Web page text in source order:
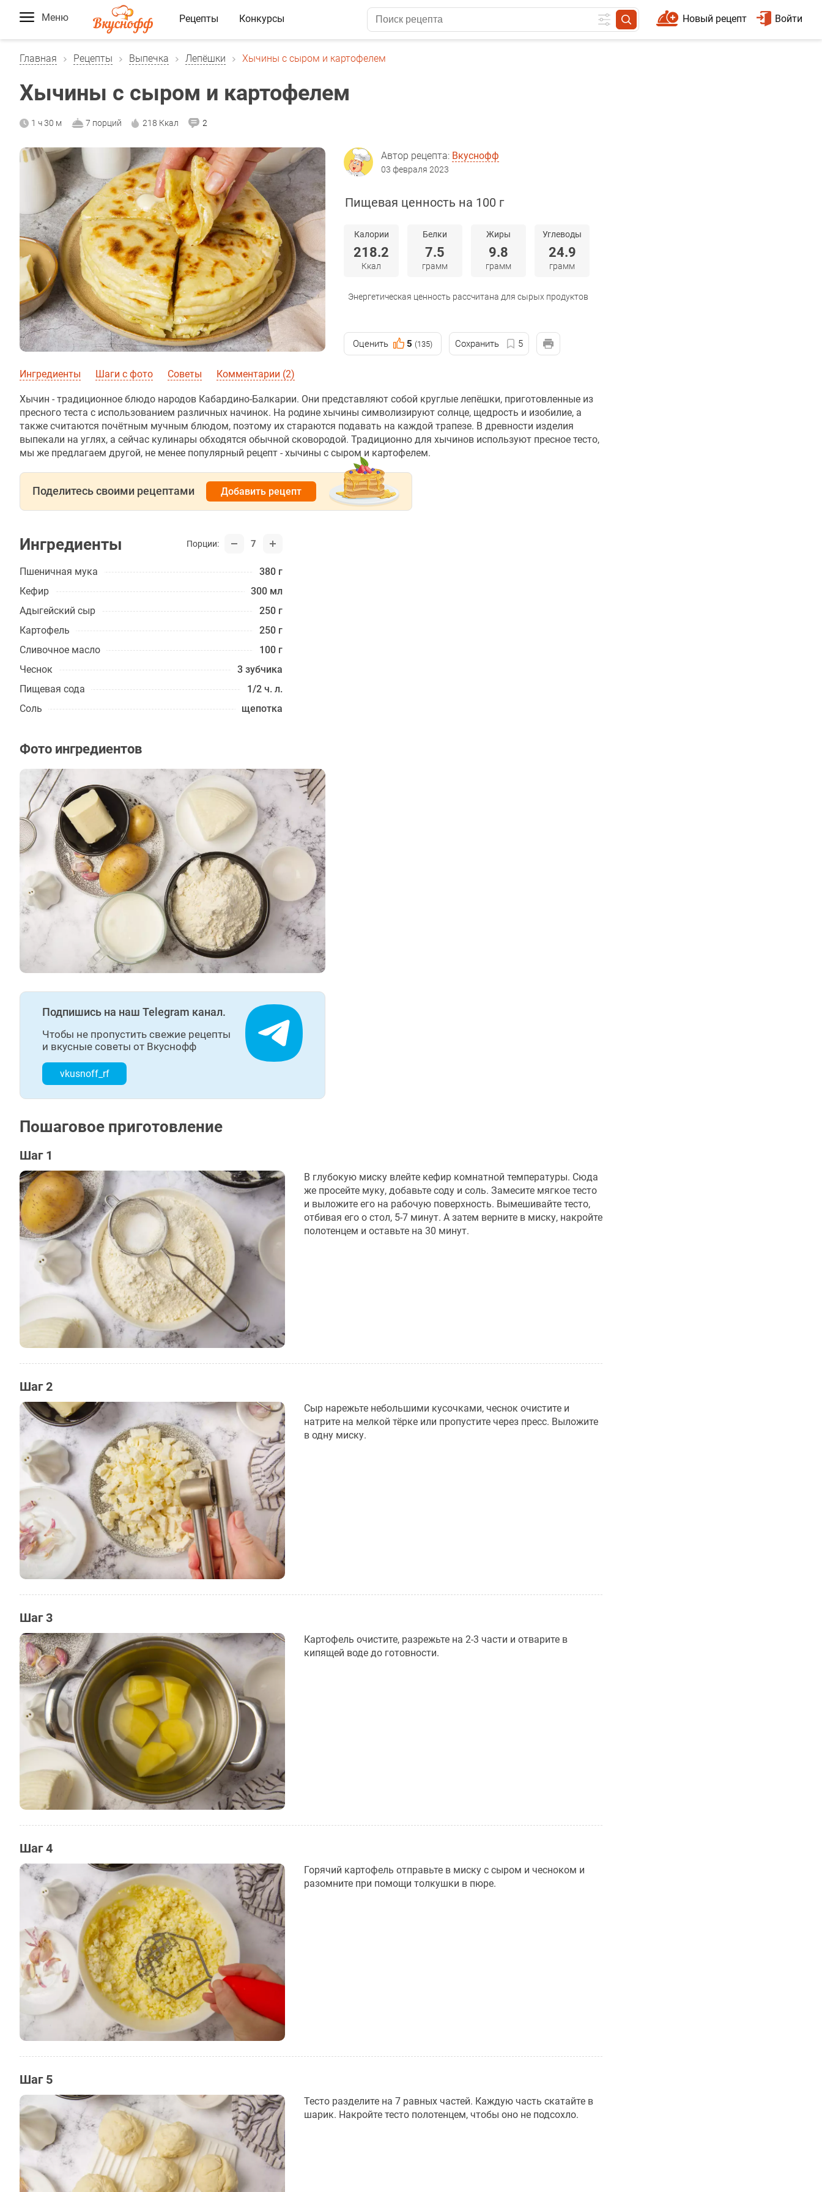
Меню Рецепты Конкурсы Войти
Новый рецепт
Главная Рецепты Выпечка Лепёшки Хычины с сыром и картофелем
Хычины с сыром и картофелем
1 ч 30 м 7 порций 218 Ккал 2
Автор рецепта: Вкуснофф
03 февраля 2023
Пищевая ценность на 100 г
Калории
218.2
Ккал
Белки
7.5
грамм
Жиры
9.8
грамм
Углеводы
24.9
грамм
Энергетическая ценность рассчитана для сырых продуктов
Оценить 5 (135) Сохранить 5
Ингредиенты Шаги с фото Советы Комментарии (2)
Хычин - традиционное блюдо народов Кабардино-Балкарии. Они представляют собой круглые лепёшки, приготовленные из
пресного теста с использованием различных начинок. На родине хычины символизируют солнце, щедрость и изобилие, а
также считаются почётным мучным блюдом, поэтому их стараются подавать на каждой трапезе. В древности изделия
выпекали на углях, а сейчас кулинары обходятся обычной сковородой. Традиционно для хычинов используют пресное тесто,
мы же предлагаем другой, не менее популярный рецепт - хычины с сыром и картофелем.
Поделитесь своими рецептами Добавить рецепт
Ингредиенты Порции: 7
Пшеничная мука
380 г
Кефир
300 мл
Адыгейский сыр
250 г
Картофель
250 г
Сливочное масло
100 г
Чеснок
3 зубчика
Пищевая сода
1/2 ч. л.
Соль
щепотка
Фото ингредиентов
Подпишись на наш Telegram канал.
Чтобы не пропустить свежие рецепты
и вкусные советы от Вкуснофф
vkusnoff_rf
Пошаговое приготовление
Шаг 1
В глубокую миску влейте кефир комнатной температуры. Сюда
же просейте муку, добавьте соду и соль. Замесите мягкое тесто
и выложите его на рабочую поверхность. Вымешивайте тесто,
отбивая его о стол, 5-7 минут. А затем верните в миску, накройте
полотенцем и оставьте на 30 минут.
Шаг 2
Сыр нарежьте небольшими кусочками, чеснок очистите и
натрите на мелкой тёрке или пропустите через пресс. Выложите
в одну миску.
Шаг 3
Картофель очистите, разрежьте на 2-3 части и отварите в
кипящей воде до готовности.
Шаг 4
Горячий картофель отправьте в миску с сыром и чесноком и
разомните при помощи толкушки в пюре.
Шаг 5
Тесто разделите на 7 равных частей. Каждую часть скатайте в
шарик. Накройте тесто полотенцем, чтобы оно не подсохло.